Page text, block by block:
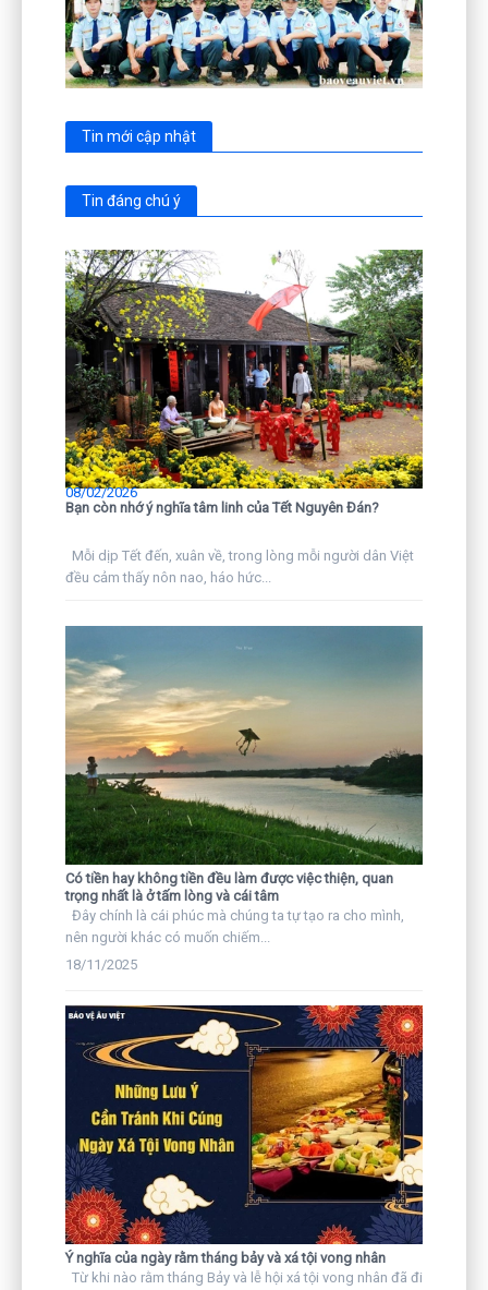
Tin mới cập nhật
Tin đáng chú ý
Bạn còn nhớ ý nghĩa tâm linh của Tết Nguyên Đán?
08/02/2026
Mỗi dịp Tết đến, xuân về, trong lòng mỗi người dân Việt
đều cảm thấy nôn nao, háo hức...
Có tiền hay không tiền đều làm được việc thiện, quan
trọng nhất là ở tấm lòng và cái tâm
Đây chính là cái phúc mà chúng ta tự tạo ra cho mình,
nên người khác có muốn chiếm...
18/11/2025
Ý nghĩa của ngày rằm tháng bảy và xá tội vong nhân
Từ khi nào rằm tháng Bảy và lễ hội xá tội vong nhân đã đi